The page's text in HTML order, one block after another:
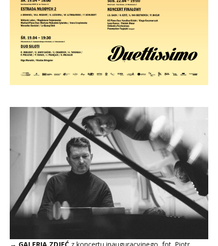
→ GALERIA ZDJĘĆ z koncertu inauguracyjnego, fot. Piotr